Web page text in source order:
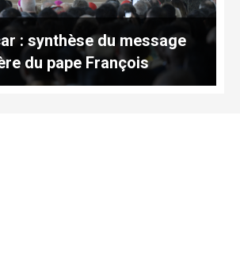
: synthèse du message
du pape François